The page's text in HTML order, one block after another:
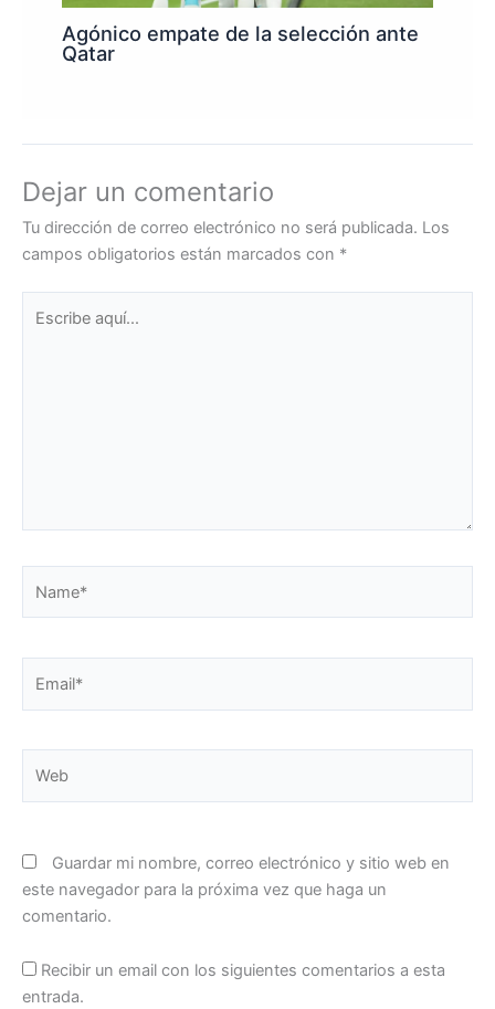
Agónico empate de la selección ante
Qatar
Dejar un comentario
Tu dirección de correo electrónico no será publicada. Los
campos obligatorios están marcados con *
aquí...
Guardar mi nombre, correo electrónico y sitio web en
este navegador para la próxima vez que haga un
comentario.
Recibir un email con los siguientes comentarios a esta
entrada.